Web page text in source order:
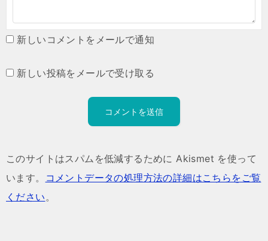
新しいコメントをメールで通知
新しい投稿をメールで受け取る
このサイトはスパムを低減するために Akismet を使って
います。
コメントデータの処理方法の詳細はこちらをご覧
ください。